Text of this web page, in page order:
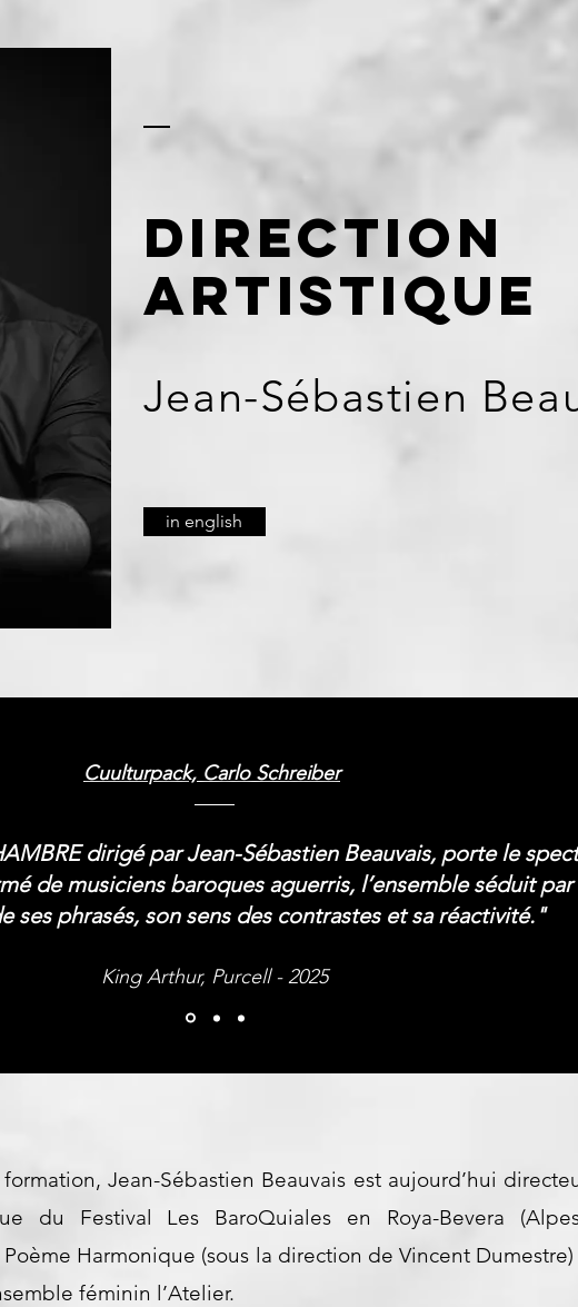
Direction
Artistique
Jean-Sébastien
in english
Cuulturpack, Carlo Schreiber
dirigé par Jean-Sébastien Beauvais, porte le
de musiciens baroques aguerris, l’ensemble séduit par
ses phrasés, son sens des contrastes et sa réactivité."
King Arthur, Purcell - 2025
Jean-Sébastien Beauvais est aujourd’hui
du Festival Les BaroQuiales en Roya-Bevera
Harmonique (sous la direction de Vincent
féminin l’Atelier.